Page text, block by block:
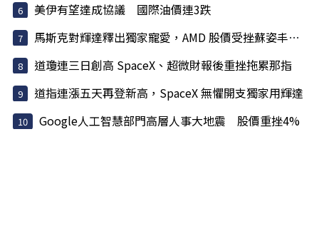
美伊有望達成協議 國際油價連3跌
馬斯克對輝達釋出獨家寵愛，AMD 股價受挫蘇姿丰淡定回應
道瓊連三日創高 SpaceX、超微財報後重挫拖累那指
道指連漲五天再登新高，SpaceX 無懼開支獨家用輝達
Google人工智慧部門高層人事大地震 股價重挫4%